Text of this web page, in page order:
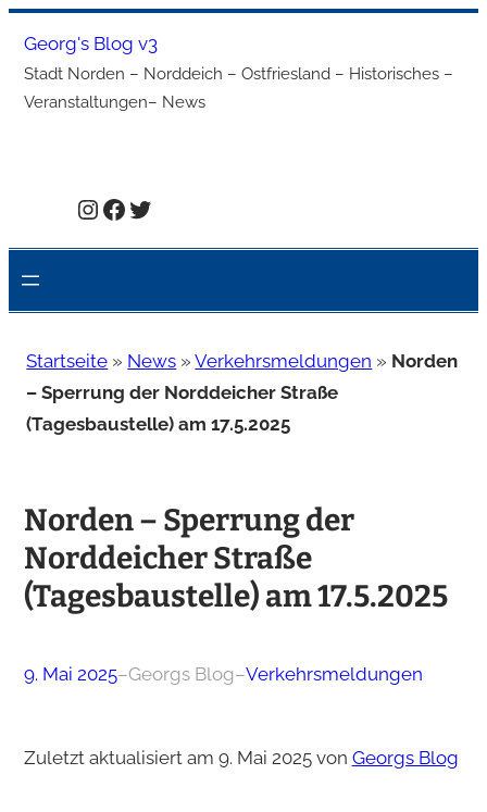
Inhalt
springen
Georg's Blog v3
Stadt Norden – Norddeich – Ostfriesland – Historisches –
Veranstaltungen– News
InstagramFacebook Twitter
Startseite » News »Verkehrsmeldungen » Norden
– Sperrung der Norddeicher Straße
(Tagesbaustelle) am 17.5.2025
Norden – Sperrung der
Norddeicher Straße
(Tagesbaustelle) am 17.5.2025
9. Mai 2025–Georgs Blog–Verkehrsmeldungen
Zuletzt aktualisiert am 9. Mai 2025 von Georgs Blog